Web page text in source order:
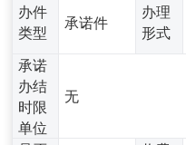
办件
类型
承诺件
办理
形式
承诺
办结
时限
单位
无